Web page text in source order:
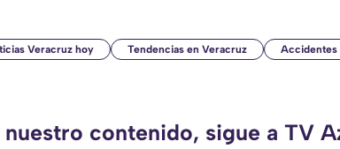
Veracruz hoy Tendencias en Veracruz Accidentes
nuestro contenido, sigue a TV